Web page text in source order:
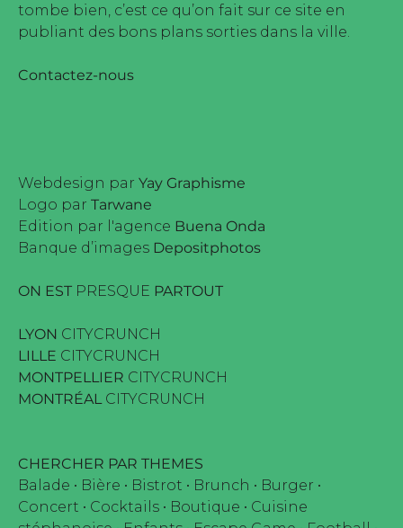
tombe bien, c’est ce qu’on fait sur ce site en
publiant des bons plans sorties dans la ville.
Contactez-nous
Webdesign par Yay Graphisme
Logo par Tarwane
Edition par l'agence Buena Onda
Banque d’images Depositphotos
ON EST PRESQUE PARTOUT
LYON CITYCRUNCH
LILLE CITYCRUNCH
MONTPELLIER CITYCRUNCH
MONTRÉALCITYCRUNCH
CHERCHER PAR THEMES
Balade • Bière • Bistrot • Brunch • Burger •
Concert • Cocktails • Boutique • Cuisine